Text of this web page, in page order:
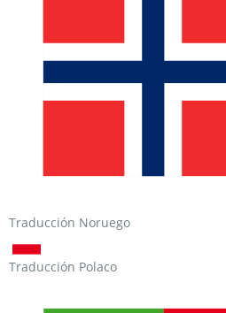
Traducción Noruego
Traducción Polaco